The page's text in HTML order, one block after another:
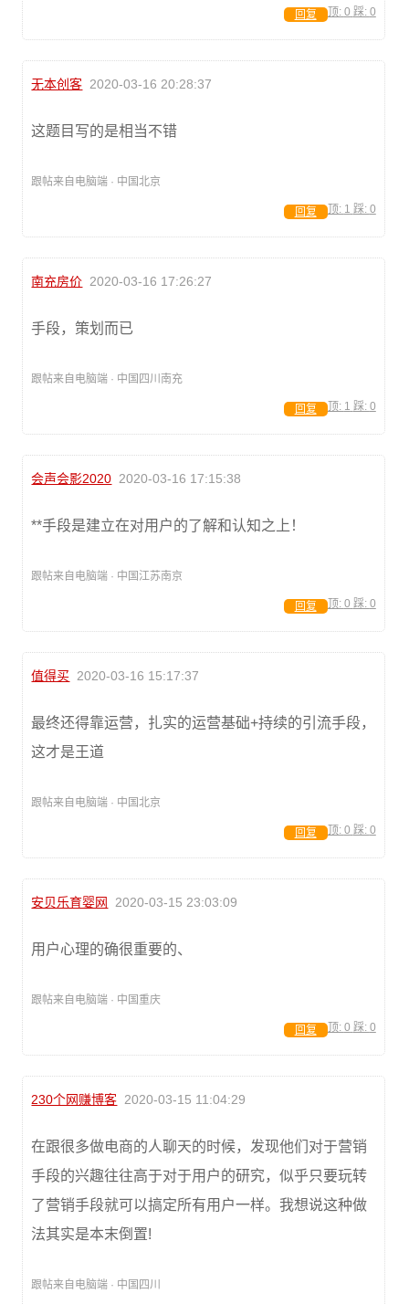
顶: 0 踩: 0
回复
无本创客 2020-03-16 20:28:37
这题目写的是相当不错
跟帖来自电脑端 · 中国北京
顶: 1 踩: 0
回复
南充房价 2020-03-16 17:26:27
手段，策划而已
跟帖来自电脑端 · 中国四川南充
顶: 1 踩: 0
回复
会声会影2020 2020-03-16 17:15:38
**手段是建立在对用户的了解和认知之上！
跟帖来自电脑端 · 中国江苏南京
顶: 0 踩: 0
回复
值得买 2020-03-16 15:17:37
最终还得靠运营，扎实的运营基础+持续的引流手段，
这才是王道
跟帖来自电脑端 · 中国北京
顶: 0 踩: 0
回复
安贝乐育婴网 2020-03-15 23:03:09
用户心理的确很重要的、
跟帖来自电脑端 · 中国重庆
顶: 0 踩: 0
回复
230个网赚博客 2020-03-15 11:04:29
在跟很多做电商的人聊天的时候，发现他们对于营销
手段的兴趣往往高于对于用户的研究，似乎只要玩转
了营销手段就可以搞定所有用户一样。我想说这种做
法其实是本末倒置!
跟帖来自电脑端 · 中国四川